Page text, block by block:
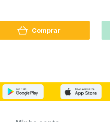
Comprar